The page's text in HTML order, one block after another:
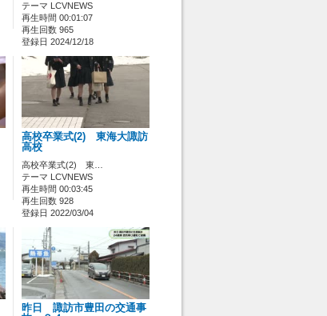
テーマ LCVNEWS
再生時間 00:01:07
再生回数 965
登録日 2024/12/18
高校卒業式(2) 東海大諏訪
高校
高校卒業式(2) 東…
テーマ LCVNEWS
再生時間 00:03:45
再生回数 928
登録日 2022/03/04
昨日 諏訪市豊田の交通事